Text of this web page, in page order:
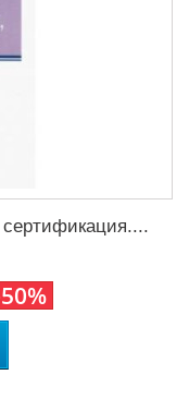
сертификация....